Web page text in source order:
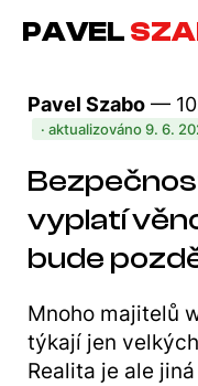
PAVEL
Pavel Szabo —
· aktualizováno 9. 6.
vyplatí
bude
Mnoho majitelů
týkají jen
Realita je ale